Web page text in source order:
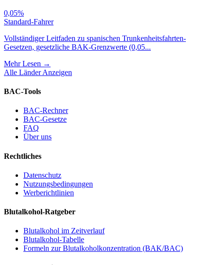
0,05%
Standard-Fahrer
Vollständiger Leitfaden zu spanischen Trunkenheitsfahrten-
Gesetzen, gesetzliche BAK-Grenzwerte (0,05...
Mehr Lesen →
Alle Länder Anzeigen
BAC-Tools
BAC-Rechner
BAC-Gesetze
FAQ
Über uns
Rechtliches
Datenschutz
Nutzungsbedingungen
Werberichtlinien
Blutalkohol-Ratgeber
Blutalkohol im Zeitverlauf
Blutalkohol-Tabelle
Formeln zur Blutalkoholkonzentration (BAK/BAC)